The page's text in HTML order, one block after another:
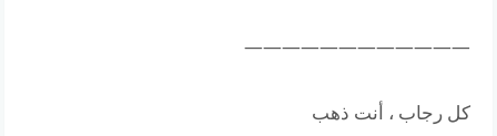
————————————
كل رجاب ، أنت ذهب